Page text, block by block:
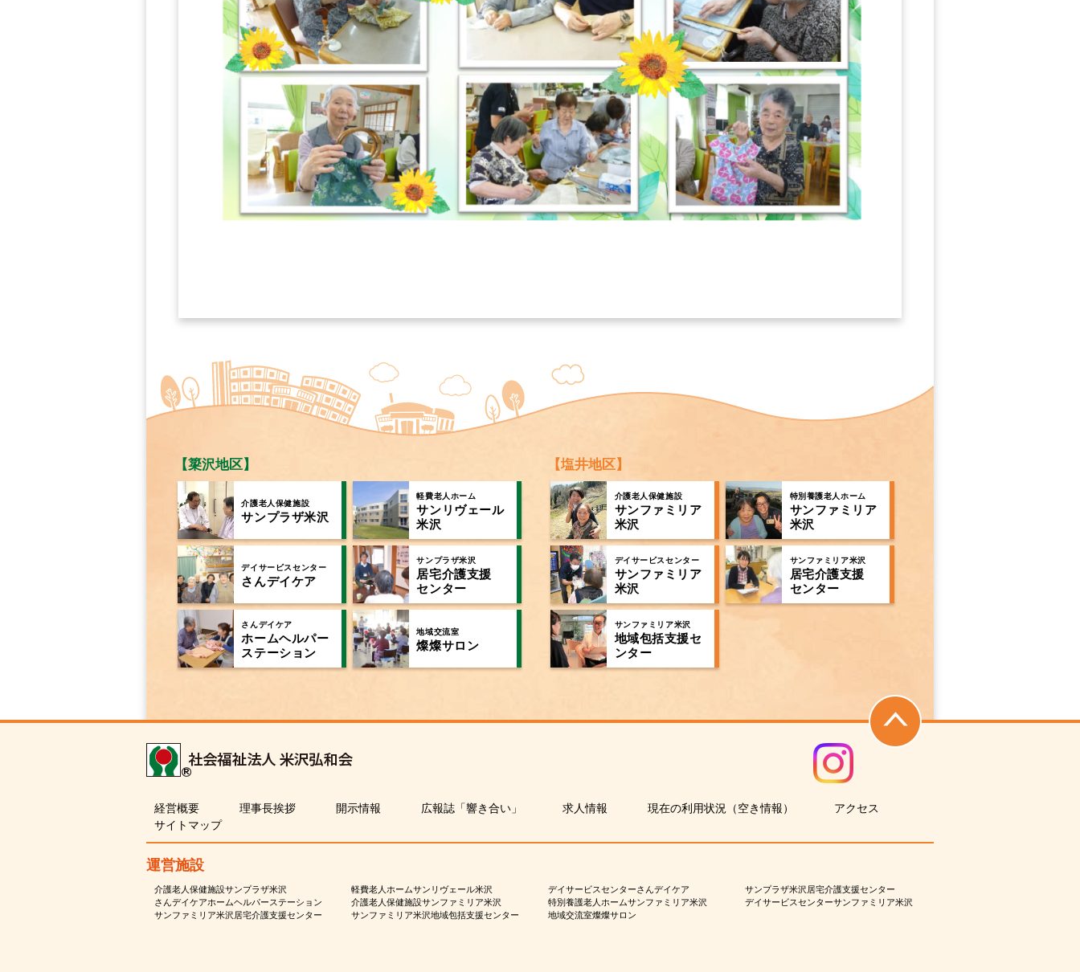
【簗沢地区】
介護老人保健施設
サンプラザ米沢
軽費老人ホーム
サンリヴェール
米沢
デイサービスセンター
さんデイケア
サンプラザ米沢
居宅介護支援
センター
さんデイケア
ホームヘルパー
ステーション
地域交流室
燦燦サロン
【塩井地区】
介護老人保健施設
サンファミリア
米沢
特別養護老人ホーム
サンファミリア
米沢
デイサービスセンター
サンファミリア
米沢
サンファミリア米沢
居宅介護支援
センター
サンファミリア米沢
地域包括支援セ
ンター
経営概要 理事長挨拶 開示情報 広報誌「響き合い」 求人情報 現在の利用状況（空き情報）
アクセス
サイトマップ
運営施設
介護老人保健施設サンプラザ米沢 軽費老人ホームサンリヴェール米沢 デイサービスセンターさんデイケア
サンプラザ米沢居宅介護支援センター
さんデイケアホームヘルパーステーション
介護老人保健施設サンファミリア米沢 特別養護老人ホームサンファミリア米沢
デイサービスセンターサンファミリア米沢
サンファミリア米沢居宅介護支援センター
サンファミリア米沢地域包括支援センター 地域交流室燦燦サロン